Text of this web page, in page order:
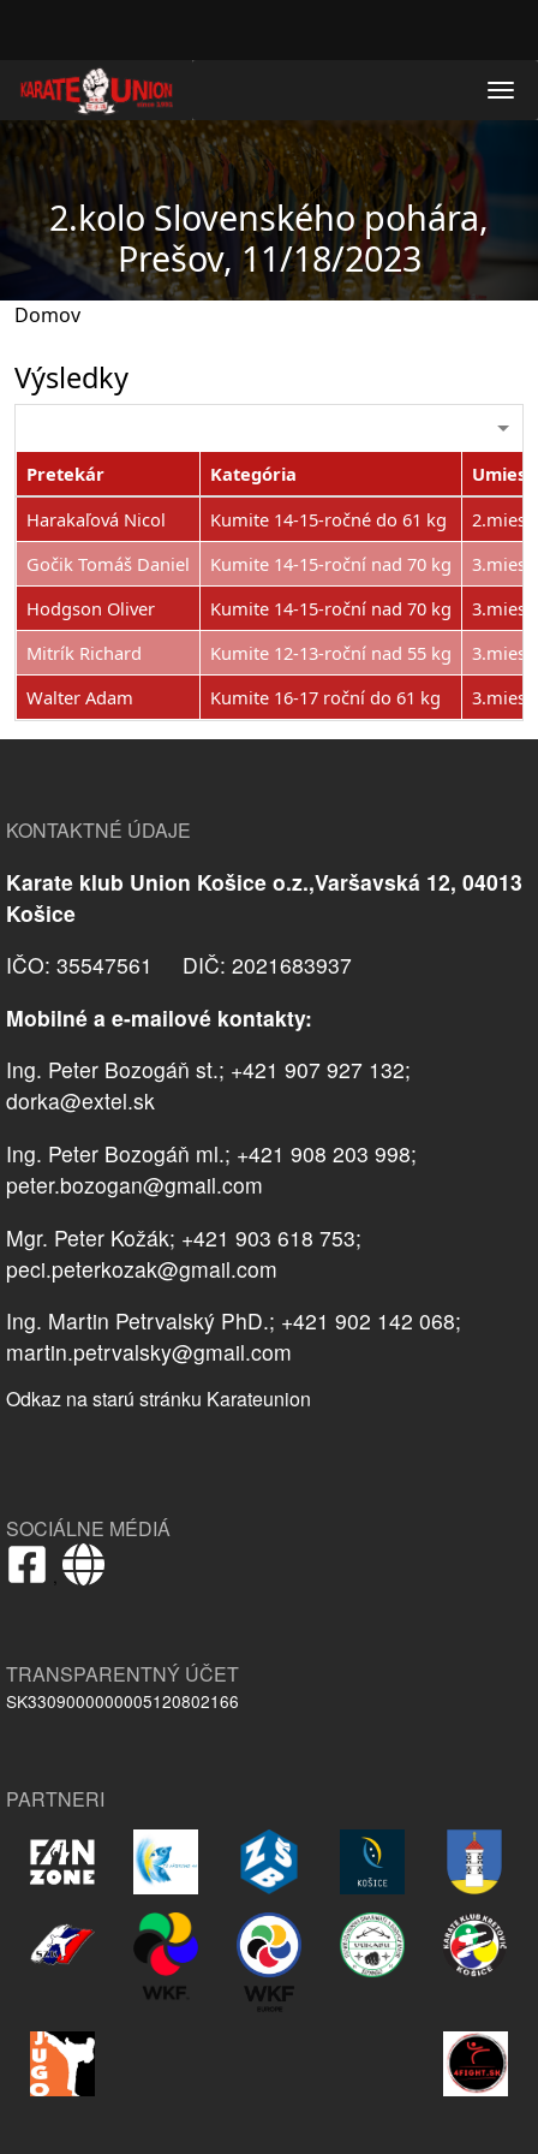
2.kolo Slovenského pohára,
Prešov, 11/18/2023
Domov
Výsledky
Pretekár Kategória
Harakaľová Nicol
Kumite 14-15-ročné do 61 kg
Gočik Tomáš Daniel
Kumite 14-15-roční nad 70 kg
Hodgson Oliver
Kumite 14-15-roční nad 70 kg
Mitrík Richard
Kumite 12-13-roční nad 55 kg
Walter Adam
Kumite 16-17 roční do 61 kg
KONTAKTNÉ ÚDAJE
Karate klub Union Košice o.z.,Varšavská 12, 04013
Košice
IČO: 35547561 DIČ: 2021683937
Mobilné a e-mailové kontakty:
Ing. Peter Bozogáň st.; +421 907 927 132;
dorka@extel.sk
Ing. Peter Bozogáň ml.; +421 908 203 998;
peter.bozogan@gmail.com
Mgr. Peter Kožák; +421 903 618 753;
peci.peterkozak@gmail.com
Ing. Martin Petrvalský PhD.; +421 902 142 068;
martin.petrvalsky@gmail.com
Odkaz na starú stránku Karateunion
SOCIÁLNE MÉDIÁ
,
TRANSPARENTNÝ ÚČET
SK3309000000005120802166
PARTNERI